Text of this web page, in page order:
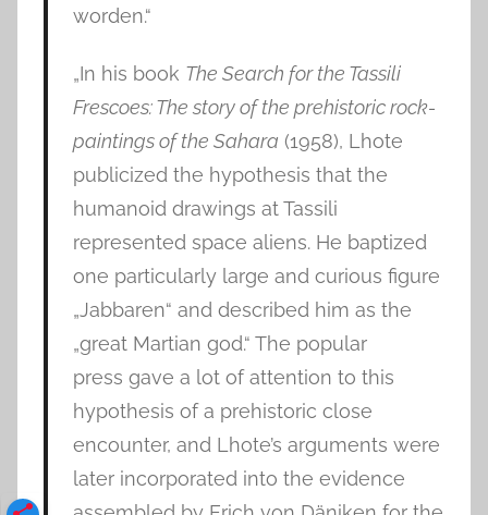
worden.“
„In his book The Search for the Tassili
Frescoes: The story of the prehistoric rock-
paintings of the Sahara (1958), Lhote
publicized the hypothesis that the
humanoid drawings at Tassili
represented space aliens. He baptized
one particularly large and curious figure
„Jabbaren“ and described him as the
„great Martian god.“ The popular
press gave a lot of attention to this
hypothesis of a prehistoric close
encounter, and Lhote’s arguments were
later incorporated into the evidence